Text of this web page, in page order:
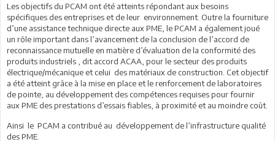
Les objectifs du PCAM ont été atteints répondant aux besoins
spécifiques des entreprises et de leur environnement. Outre la fourniture
d’une assistance technique directe aux PME, le PCAM a également joué
un rôle important dans l’avancement de la conclusion de l’accord de
reconnaissance mutuelle en matière d’évaluation de la conformité des
produits industriels , dit accord ACAA, pour le secteur des produits
électrique/mécanique et celui des matériaux de construction. Cet objectif
a été atteint grâce à la mise en place et le renforcement de laboratoires
de pointe, au développement des compétences requises pour fournir
aux PME des prestations d’essais fiables, à proximité et au moindre coût.
Ainsi le PCAM a contribué au développement de l’infrastructure qualité
des PME.